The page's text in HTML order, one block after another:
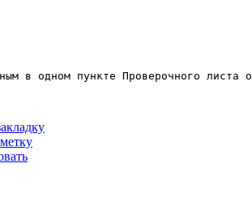
в одном пункте Проверочного листа